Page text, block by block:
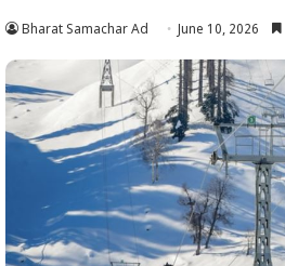
Bharat Samachar Ad June 10, 2026